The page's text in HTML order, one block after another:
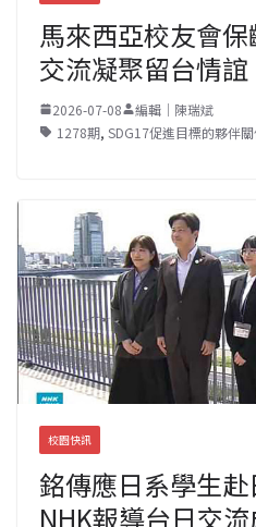
馬來西亞校友會
交流凝聚留台情誼
2026-07-08
編輯｜陳瑞斌
1278期, SDG17促進目標的夥伴關
校園快訊
銘傳應日系學生
NHK報導台日交